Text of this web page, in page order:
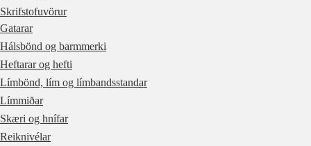
Skrifstofuvörur
Gatarar
Hálsbönd og barmmerki
Heftarar og hefti
Límbönd, lím og límbandsstandar
Límmiðar
Skæri og hnífar
Reiknivélar